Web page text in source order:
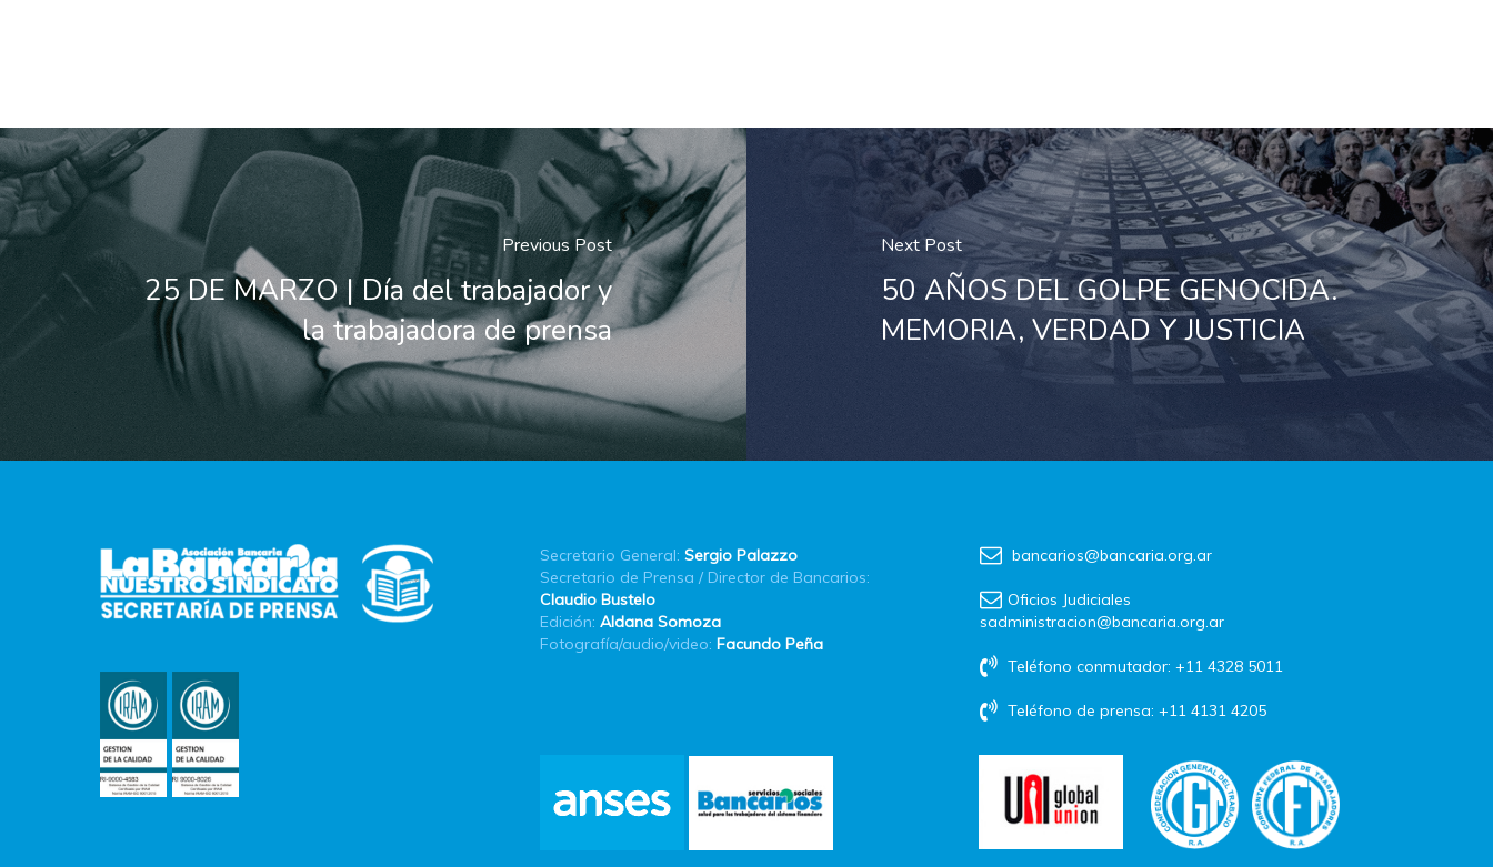
Previous Post
25 DE MARZO | Día del trabajador y
la trabajadora de prensa
Next Post
50 AÑOS DEL GOLPE GENOCIDA.
MEMORIA, VERDAD Y JUSTICIA
Secretario General: Sergio Palazzo
Secretario de Prensa / Director de Bancarios:
Claudio Bustelo
Edición: Aldana Somoza
Fotografía/audio/video: Facundo Peña
bancarios@bancaria.org.ar
Oficios Judiciales
sadministracion@bancaria.org.ar
Teléfono conmutador: +11 4328 5011
Teléfono de prensa: +11 4131 4205